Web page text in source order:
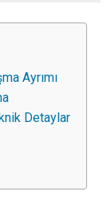
Ayrımı
Detaylar